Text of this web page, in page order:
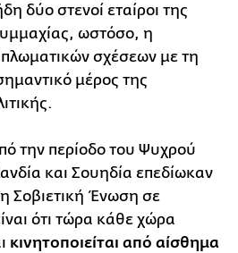
δύο στενοί εταίροι της
ωστόσο, η
σχέσεων με τη
μέρος της
την περίοδο του Ψυχρού
και Σουηδία επεδίωκαν
Σοβιετική Ένωση σε
ότι τώρα κάθε χώρα
κινητοποιείται από αίσθημα